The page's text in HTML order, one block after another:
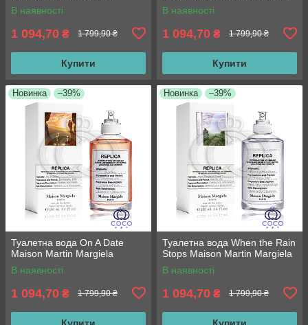
В наявності
1 094,70 ₴ 1 799,90 ₴
Купити
В наявності
1 094,70 ₴ 1 799,90 ₴
Купити
Новинка –39%
Туалетна вода On A Date
Maison Martin Margiela
В наявності
1 094,70 ₴ 1 799,90 ₴
Новинка –39%
Туалетна вода When the Rain
Stops Maison Martin Margiela
В наявності
1 094,70 ₴ 1 799,90 ₴